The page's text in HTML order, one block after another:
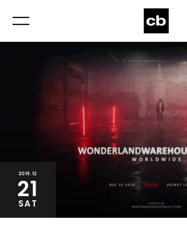
2019.12
21
SAT